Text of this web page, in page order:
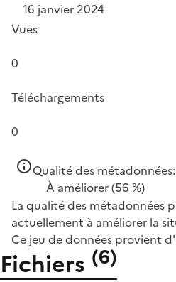
16 janvier 2024
Vues
0
Téléchargements
0
Qualité des métadonnées:
À améliorer(56 %)
La qualité des métadonnées
actuellement à améliorer la
Ce jeu de données provient
Fichiers (6)